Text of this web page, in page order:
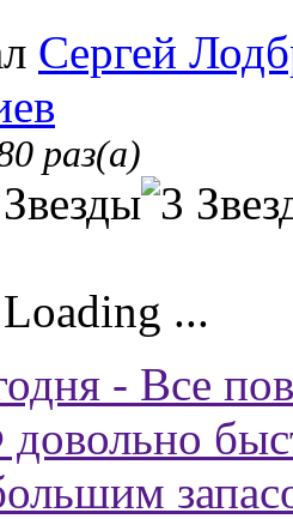
Сергей
раз(а)
Loading ...
- Все